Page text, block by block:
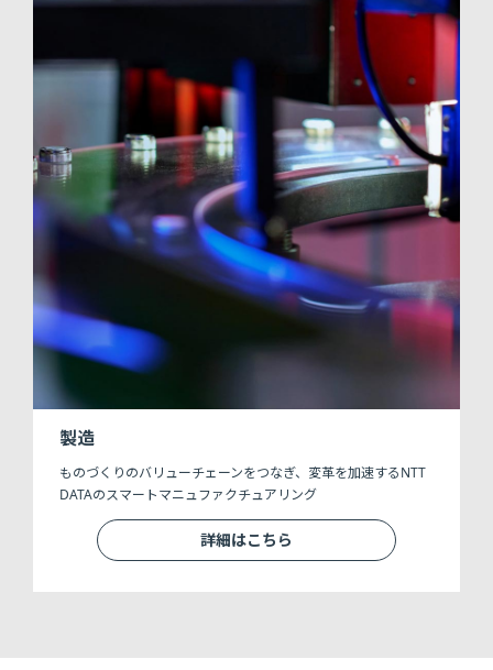
製造
ものづくりのバリューチェーンをつなぎ、変革を加速するNTT
DATAのスマートマニュファクチュアリング
詳細はこちら